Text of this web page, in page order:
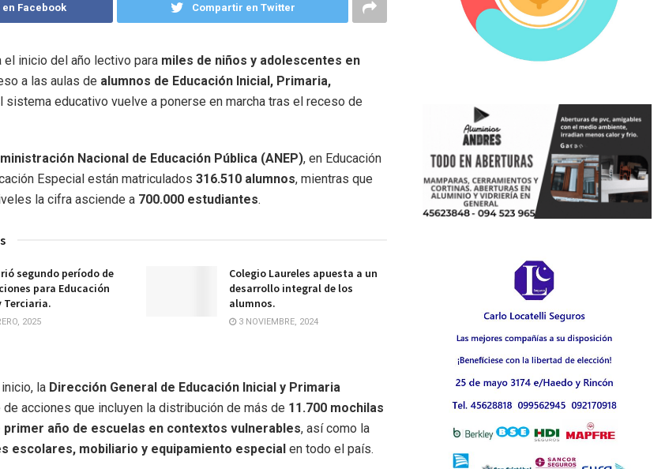
Facebook Compartir en Twitter
inicio del año lectivo para miles de niños y adolescentes en
a las aulas de alumnos de Educación Inicial, Primaria,
sistema educativo vuelve a ponerse en marcha tras el receso de
Nacional de Educación Pública (ANEP), en Educación
Especial están matriculados 316.510 alumnos, mientras que
la cifra asciende a 700.000 estudiantes.
segundo período de
para Educación
Terciaria.
2025
Colegio Laureles apuesta a un
desarrollo integral de los
alumnos.
3 NOVIEMBRE, 2024
la Dirección General de Educación Inicial y Primaria
acciones que incluyen la distribución de más de 11.700 mochilas
año de escuelas en contextos vulnerables, así como la
escolares, mobiliario y equipamiento especial en todo el país.